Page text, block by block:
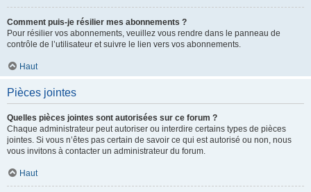
Comment puis-je résilier mes abonnements ?
Pour résilier vos abonnements, veuillez vous rendre dans le panneau de
contrôle de l’utilisateur et suivre le lien vers vos abonnements.
Haut
Pièces jointes
Quelles pièces jointes sont autorisées sur ce forum ?
Chaque administrateur peut autoriser ou interdire certains types de pièces
jointes. Si vous n’êtes pas certain de savoir ce qui est autorisé ou non, nous
vous invitons à contacter un administrateur du forum.
Haut